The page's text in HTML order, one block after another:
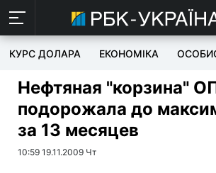
КУРС ДОЛАРА ЕКОНОМІКА
Нефтяная "корзина"
подорожала до
за 13 месяцев
10:59 19.11.2009 Чт